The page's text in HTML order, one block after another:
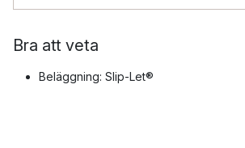
Bra att veta
Beläggning: Slip-Let®